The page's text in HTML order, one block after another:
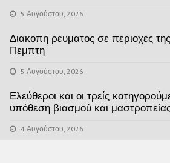
5 Αυγούστου, 2026
Διακοπη ρευματος σε περιοχες
Πεμπτη
5 Αυγούστου, 2026
Ελεύθεροι και οι τρείς
υπόθεση βιασμού και
4 Αυγούστου, 2026